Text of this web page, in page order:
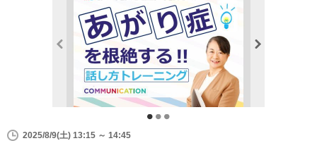
2025/8/9(土) 13:15 ～ 14:45